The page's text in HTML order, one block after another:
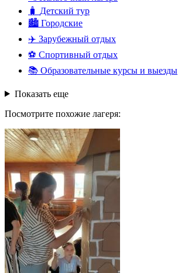
🧳 Детский тур
🏙️ Городские
✈️ Зарубежный отдых
⚽ Спортивный отдых
📚 Образовательные курсы и выезды
Показать еще
Посмотрите похожие лагеря: